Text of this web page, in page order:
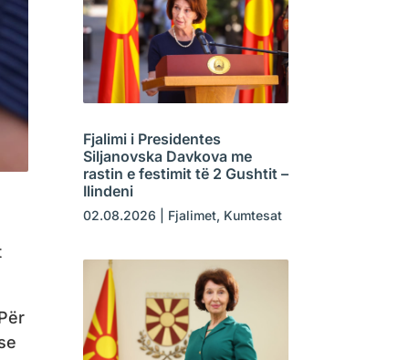
Fjalimi i Presidentes
Siljanovska Davkova me
rastin e festimit të 2 Gushtit –
Ilindeni
02.08.2026 Fjalimet, Kumtesat